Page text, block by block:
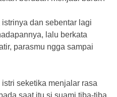
dan sebentar lagi
lalu berkata
parasmu ngga sampai
seketika menjalar rasa
saat itu si suami tiba-tiba